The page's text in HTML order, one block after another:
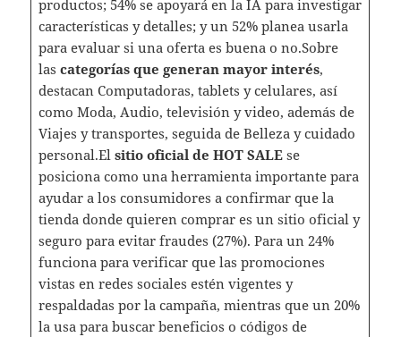
productos; 54% se apoyará en la IA para investigar
características y detalles; y un 52% planea usarla
para evaluar si una oferta es buena o no.Sobre
las categorías que generan mayor interés,
destacan Computadoras, tablets y celulares, así
como Moda, Audio, televisión y video, además de
Viajes y transportes, seguida de Belleza y cuidado
personal.El sitio oficial de HOT SALEse
posiciona como una herramienta importante para
ayudar a los consumidores a confirmar que la
tienda donde quieren comprar es un sitio oficial y
seguro para evitar fraudes (27%). Para un 24%
funciona para verificar que las promociones
vistas en redes sociales estén vigentes y
respaldadas por la campaña, mientras que un 20%
la usa para buscar beneficios o códigos de